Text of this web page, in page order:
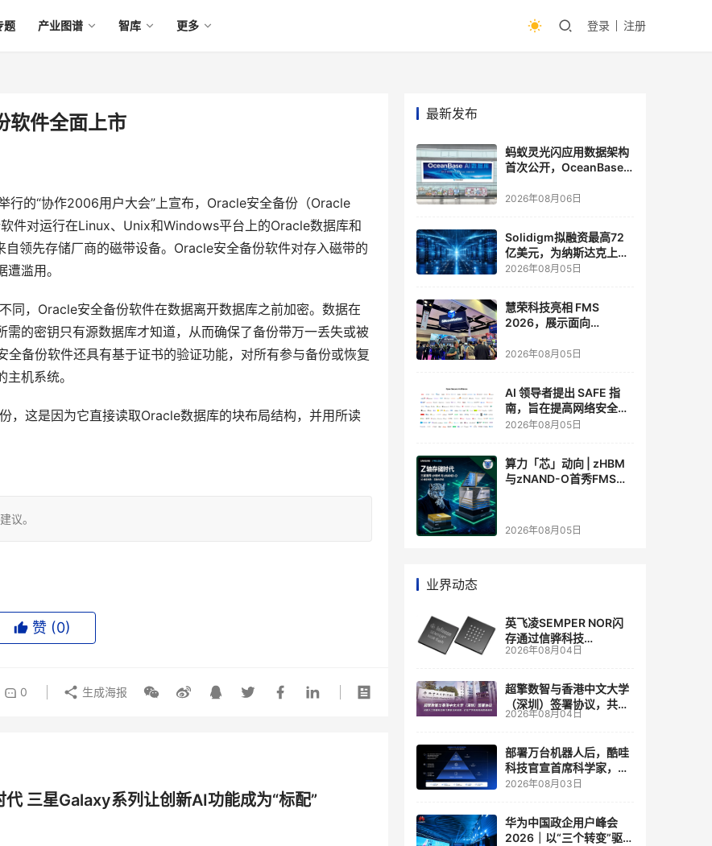
题 产业图谱 智库 更多 登录 注册
软件全面上市
行的“协作2006用户大会”上宣布，Oracle安全备份（Oracle
件对运行在Linux、Unix和Windows平台上的Oracle数据库和
领先存储厂商的磁带设备。Oracle安全备份软件对存入磁带的
遭滥用。
，Oracle安全备份软件在数据离开数据库之前加密。数据在
的密钥只有源数据库才知道，从而确保了备份带万一丢失或被
备份软件还具有基于证书的验证功能，对所有参与备份或恢复
机系统。
这是因为它直接读取Oracle数据库的块布局结构，并用所读
议。
赞 (0)
0 生成海报
代 三星Galaxy系列让创新AI功能成为“标配”
最新发布
蚂蚁灵光闪应用数据架构
首次公开，OceanBase
2026年08月06日
Solidigm拟融资最高72
亿美元，为纳斯达克上市
做准备
2026年08月05日
慧荣科技亮相 FMS
2026，展示面向
存储方案
2026年08月05日
AI 领导者提出 SAFE 指
南，旨在提高网络安全透
明度
2026年08月05日
算力「芯」动向 | zHBM
与zNAND-O首秀FMS
个维度，z轴算盘的魅力
2026年08月05日
业界动态
英飞凌SEMPER NOR闪
存通过信骅科技
AST2700 BMC认证，全
管理
2026年08月04日
超擎数智与香港中文大学
（深圳）签署协议，共建
人工智能和边缘计算联合
2026年08月04日
部署万台机器人后，酷哇
科技官宣首席科学家，要
让世界模型交付生产力
2026年08月03日
华为中国政企用户峰会
2026｜以“三个转变”驱动